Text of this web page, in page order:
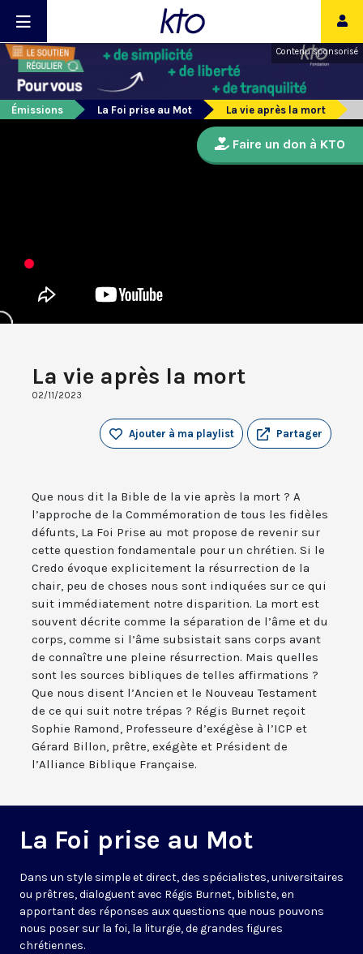
Contenu sponsorisé
Émissions La Foi prise au Mot La vie après la mort
La vie après la mort
02/11/2023
Partager
Ajouter à ma playlist
Que nous dit la Bible de la vie après la mort ? A
l’approche de la Commémoration de tous les fidèles
défunts, La Foi Prise au mot propose de revenir sur
cette question fondamentale pour un chrétien. Si le
Credo évoque explicitement la résurrection de la
chair, peu de choses nous sont indiquées sur ce qui
suit immédiatement notre disparition. La mort est
souvent décrite comme la séparation de l’âme et du
corps, comme si l’âme subsistait sans corps avant
de connaître une pleine résurrection. Mais quelles
sont les sources bibliques de telles affirmations ?
Que nous disent l’Ancien et le Nouveau Testament
de ce qui suit notre trépas ? Régis Burnet reçoit
Sophie Ramond, Professeure d’exégèse à l’ICP et
Gérard Billon, prêtre, exégète et Président de
l’Alliance Biblique Française.
La Foi prise au Mot
Dans un style simple et direct, des spécialistes, universitaires
ou prêtres, dialoguent avec Régis Burnet, bibliste, en
apportant des réponses aux questions que nous pouvons
nous poser sur la foi, la liturgie, de grandes figures
chrétiennes.
Faire un don à KTO